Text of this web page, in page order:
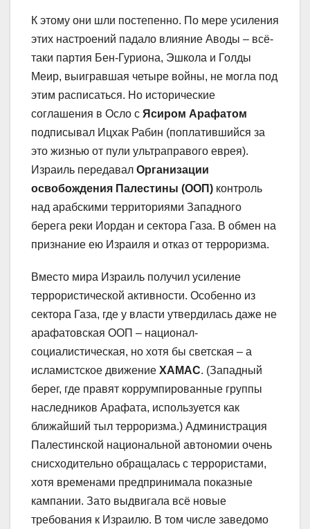
К этому они шли постепенно. По мере усиления
этих настроений падало влияние Аводы – всё-
таки партия Бен-Гуриона, Эшкола и Голды
Меир, выигравшая четыре войны, не могла под
этим расписаться. Но исторические
соглашения в Осло с Ясиром Арафатом
подписывал Ицхак Рабин (поплатившийся за
это жизнью от пули ультраправого еврея).
Израиль передавал Организации
освобождения Палестины (ООП) контроль
над арабскими территориями Западного
берега реки Иордан и сектора Газа. В обмен на
признание ею Израиля и отказ от терроризма.
Вместо мира Израиль получил усиление
террористической активности. Особенно из
сектора Газа, где у власти утвердилась даже не
арафатовская ООП – национал-
социалистическая, но хотя бы светская – а
исламистское движение ХАМАС. (Западный
берег, где правят коррумпированные группы
наследников Арафата, используется как
ближайший тыл терроризма.) Администрация
Палестинской национальной автономии очень
снисходительно обращалась с террористами,
хотя временами предпринимала показные
кампании. Зато выдвигала всё новые
требования к Израилю. В том числе заведомо